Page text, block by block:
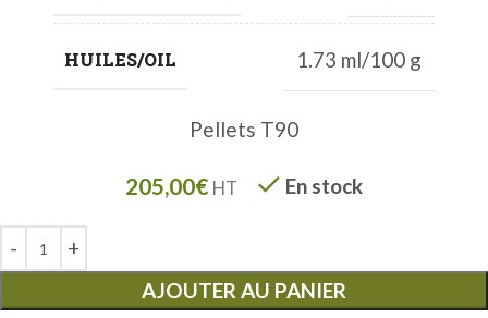
HUILES/OIL 1.73 ml/100 g
Pellets T90
205,00€ HT En stock
AJOUTER AU PANIER